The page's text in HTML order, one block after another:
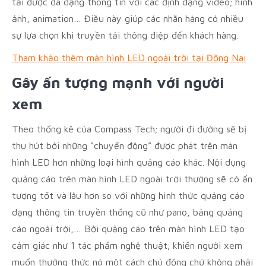
ảnh, animation… Điều này giúp các nhãn hàng có nhiều
sự lựa chọn khi truyền tải thông điệp đến khách hàng.
Tham khảo thêm màn hình LED ngoài trời tại Đồng Nai
Gây ấn tượng mạnh với người
xem
Theo thống kê của Compass Tech; người đi đường sẽ bị
thu hút bởi những “chuyển động” được phát trên màn
hình LED hơn những loại hình quảng cáo khác. Nội dụng
quảng cáo trên màn hình LED ngoài trời thường sẽ có ấn
tượng tốt và lâu hơn so với những hình thức quảng cáo
dạng thông tin truyền thống cũ như pano, bảng quảng
cáo ngoài trời,… Bởi quảng cáo trên màn hình LED tạo
cảm giác như 1 tác phẩm nghệ thuật; khiến người xem
muốn thưởng thức nó một cách chủ động chứ không phải